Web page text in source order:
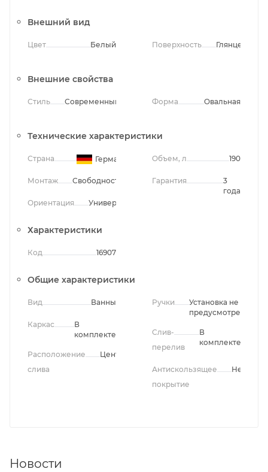
Внешний вид
Цвет Белый Поверхность Глянцевая
Внешние свойства
Стиль Современный Форма Овальная
Технические характеристики
Страна Германия
Монтаж Свободностоящий
Ориентация Универсальная
Объем, л 190
Гарантия
3
года
Характеристики
Код 16907
Общие характеристики
Вид Ванны
Каркас
В
комплекте
Расположение
слива
Центральное
Ручки
Установка не
предусмотрена
Слив-
перелив
В
комплекте
Антискользящее
покрытие
Нет
Новости